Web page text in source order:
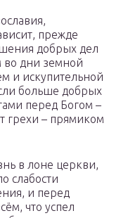
прежде
добрых дел
дни земной
и искупительной
больше добрых
перед Богом –
грехи – прямиком
в лоне церкви,
слабости
и перед
что успел